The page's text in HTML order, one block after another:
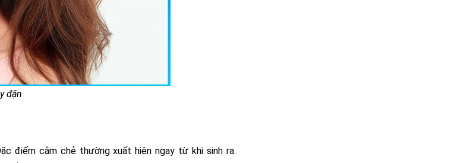
đặn
điểm cằm chẻ thường xuất hiện ngay từ khi sinh ra.